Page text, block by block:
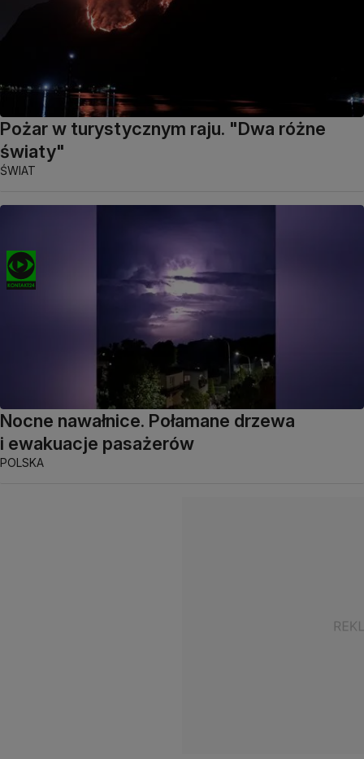
Pożar w turystycznym raju. "Dwa różne
światy"
ŚWIAT
Nocne nawałnice. Połamane drzewa
i ewakuacje pasażerów
POLSKA